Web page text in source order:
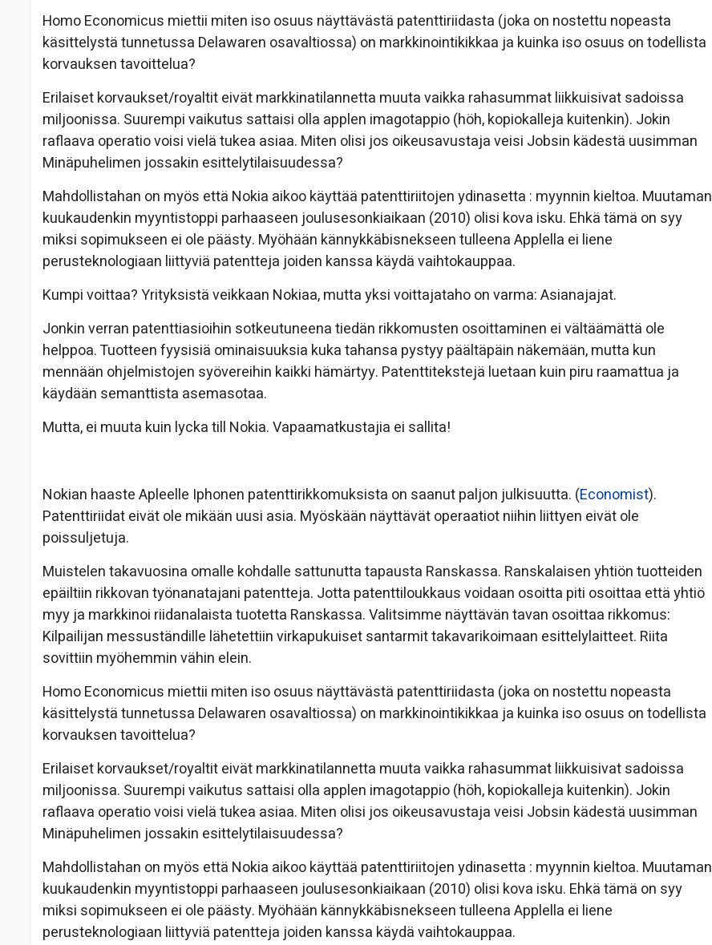
Homo Economicus miettii miten iso osuus näyttävästä patenttiriidasta (joka on nostettu nopeasta
käsittelystä tunnetussa Delawaren osavaltiossa) on markkinointikikkaa ja kuinka iso osuus on todellista
korvauksen tavoittelua?
Erilaiset korvaukset/royaltit eivät markkinatilannetta muuta vaikka rahasummat liikkuisivat sadoissa
miljoonissa. Suurempi vaikutus sattaisi olla applen imagotappio (höh, kopiokalleja kuitenkin). Jokin
raflaava operatio voisi vielä tukea asiaa. Miten olisi jos oikeusavustaja veisi Jobsin kädestä uusimman
Minäpuhelimen jossakin esittelytilaisuudessa?
Mahdollistahan on myös että Nokia aikoo käyttää patenttiriitojen ydinasetta : myynnin kieltoa. Muutaman
kuukaudenkin myyntistoppi parhaaseen joulusesonkiaikaan (2010) olisi kova isku. Ehkä tämä on syy
miksi sopimukseen ei ole päästy. Myöhään kännykkäbisnekseen tulleena Applella ei liene
perusteknologiaan liittyviä patentteja joiden kanssa käydä vaihtokauppaa.
Kumpi voittaa? Yrityksistä veikkaan Nokiaa, mutta yksi voittajataho on varma: Asianajajat.
Jonkin verran patenttiasioihin sotkeutuneena tiedän rikkomusten osoittaminen ei vältäämättä ole
helppoa. Tuotteen fyysisiä ominaisuuksia kuka tahansa pystyy päältäpäin näkemään, mutta kun
mennään ohjelmistojen syövereihin kaikki hämärtyy. Patenttitekstejä luetaan kuin piru raamattua ja
käydään semanttista asemasotaa.
Mutta, ei muuta kuin lycka till Nokia. Vapaamatkustajia ei sallita!
Nokian haaste Apleelle Iphonen patenttirikkomuksista on saanut paljon julkisuutta. (Economist).
Patenttiriidat eivät ole mikään uusi asia. Myöskään näyttävät operaatiot niihin liittyen eivät ole
poissuljetuja.
Muistelen takavuosina omalle kohdalle sattunutta tapausta Ranskassa. Ranskalaisen yhtiön tuotteiden
epäiltiin rikkovan työnanatajani patentteja. Jotta patenttiloukkaus voidaan osoitta piti osoittaa että yhtiö
myy ja markkinoi riidanalaista tuotetta Ranskassa. Valitsimme näyttävän tavan osoittaa rikkomus:
Kilpailijan messuständille lähetettiin virkapukuiset santarmit takavarikoimaan esittelylaitteet. Riita
sovittiin myöhemmin vähin elein.
Homo Economicus miettii miten iso osuus näyttävästä patenttiriidasta (joka on nostettu nopeasta
käsittelystä tunnetussa Delawaren osavaltiossa) on markkinointikikkaa ja kuinka iso osuus on todellista
korvauksen tavoittelua?
Erilaiset korvaukset/royaltit eivät markkinatilannetta muuta vaikka rahasummat liikkuisivat sadoissa
miljoonissa. Suurempi vaikutus sattaisi olla applen imagotappio (höh, kopiokalleja kuitenkin). Jokin
raflaava operatio voisi vielä tukea asiaa. Miten olisi jos oikeusavustaja veisi Jobsin kädestä uusimman
Minäpuhelimen jossakin esittelytilaisuudessa?
Mahdollistahan on myös että Nokia aikoo käyttää patenttiriitojen ydinasetta : myynnin kieltoa. Muutaman
kuukaudenkin myyntistoppi parhaaseen joulusesonkiaikaan (2010) olisi kova isku. Ehkä tämä on syy
miksi sopimukseen ei ole päästy. Myöhään kännykkäbisnekseen tulleena Applella ei liene
perusteknologiaan liittyviä patentteja joiden kanssa käydä vaihtokauppaa.